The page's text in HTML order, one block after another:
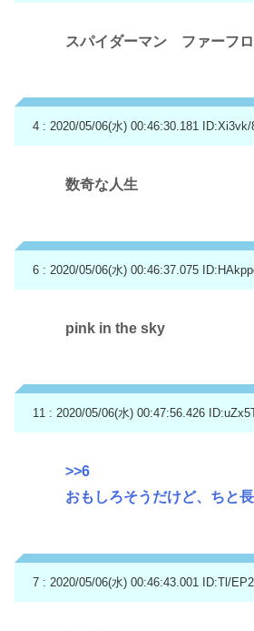
スパイダーマン ファーフ
4 : 2020/05/06(水) 00:46:30.181
数奇な人生
6 : 2020/05/06(水) 00:46:37.075
pink in the sky
11 : 2020/05/06(水) 00:47:56.426
>>6
おもしろそうだけど、ちと
7 : 2020/05/06(水) 00:46:43.001 ID:Tl/